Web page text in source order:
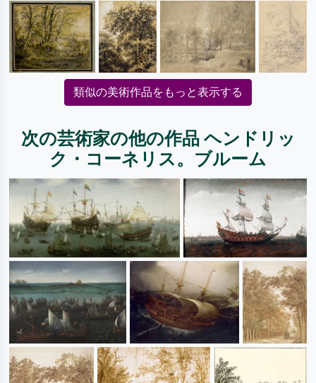
類似の美術作品をもっと表示する
次の芸術家の他の作品 ヘンドリッ
ク・コーネリス。ブルーム